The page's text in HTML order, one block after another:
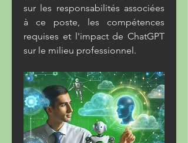
sur les responsabilités associées
à ce poste, les compétences
requises et l'impact de ChatGPT
sur le milieu professionnel.